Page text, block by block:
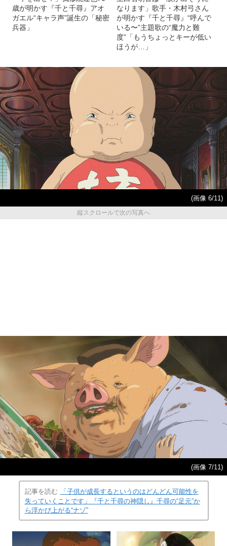
歳が明かす『千と千尋』アオ
ガエル“キャラ声”誕生の「秘密
兵器」
なります」歌手・木村弓さん
が明かす『千と千尋』“呼んで
いる〜”主題歌の“魔力と難
度”「もうちょっとキーが低い
ほうが…」
(画像 6/11)
縦スクロールで次の写真へ
(画像 7/11)
記事を読む
「子供が成長するというのはどんどん可能性を
失っていくことです」『千と千尋の神隠し』千尋の“足元”か
ら浮かび上がる“ナゾ”